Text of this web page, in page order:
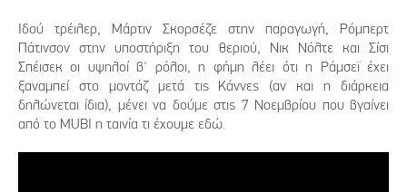
Ιδού τρέιλερ, Μάρτιν Σκορσέζε στην παραγωγή, Ρόμπερτ
Πάτινσον στην υποστήριξη του θεριού, Νικ Νόλτε και Σίσι
Σπέισεκ οι υψηλοί β' ρόλοι, η φήμη λέει ότι η Ράμσεϊ έχει
ξαναμπεί στο μοντάζ μετά τις Κάννες (αν και η διάρκεια
δηλώνεται ίδια), μένει να δούμε στις 7 Νοεμβρίου που βγαίνει
από το MUBI η ταινία τι έχουμε εδώ.